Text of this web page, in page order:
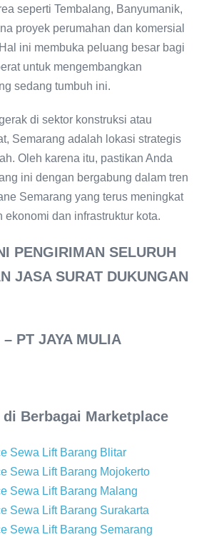
seperti Tembalang, Banyumanik,
proyek perumahan dan komersial
ini membuka peluang besar bagi
untuk mengembangkan
sedang tumbuh ini.
di sektor konstruksi atau
Semarang adalah lokasi strategis
Oleh karena itu, pastikan Anda
ini dengan bergabung dalam tren
Semarang yang terus meningkat
ekonomi dan infrastruktur kota.
PENGIRIMAN SELURUH
JASA SURAT DUKUNGAN
– PT JAYA MULIA
Berbagai Marketplace
Sewa Lift Barang Blitar
Sewa Lift Barang Mojokerto
Sewa Lift Barang Malang
Sewa Lift Barang Surakarta
Sewa Lift Barang Semarang